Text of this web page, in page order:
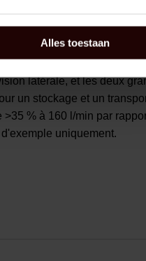
Alles toestaan
de gaz, de vapeurs et
d'humidité, vous
utiliser jusqu'à ce que
harnais réglable permet
latérale, et les deux
un stockage et un
% à 160 l/min par
uniquement.